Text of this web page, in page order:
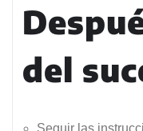
del
Seguir las